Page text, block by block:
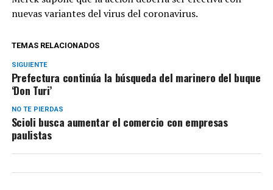
nuevas variantes del virus del coronavirus.
TEMAS RELACIONADOS
SIGUIENTE
Prefectura continúa la búsqueda del marinero del buque
‘Don Turi’
NO TE PIERDAS
Scioli busca aumentar el comercio con empresas
paulistas­